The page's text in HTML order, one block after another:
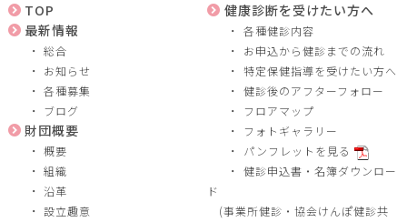
TOP
最新情報
総合
お知らせ
各種募集
ブログ
財団概要
概要
組織
沿革
設立趣意
健康診断を受けたい方へ
各種健診内容
お申込から健診までの流れ
特定保健指導を受けたい方へ
健診後のアフターフォロー
フロアマップ
フォトギャラリー
パンフレットを見る
健診申込書・名簿ダウンロー
ド
(事業所健診・協会けんぽ健診共